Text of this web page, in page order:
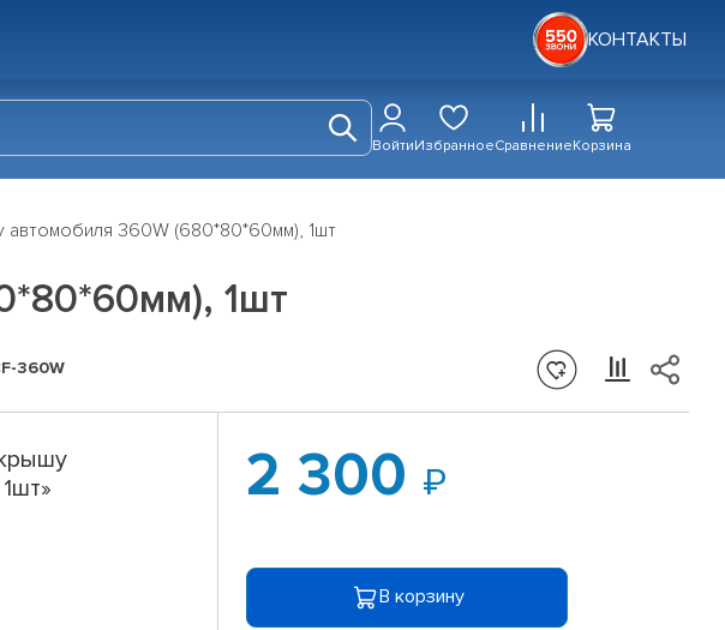
КОНТАКТЫ
ВойтиИзбранноеСравнениеКорзина
автомобиля 360W (680*80*60мм), 1шт
1шт
360W
2 300
В корзину